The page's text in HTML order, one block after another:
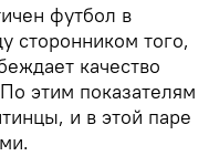
футбол в
сторонником того,
качество
этим показателям
и в этой паре